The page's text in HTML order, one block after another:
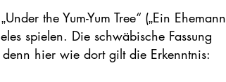
the Yum-Yum Tree“ („Ein Ehemann
spielen. Die schwäbische Fassung
hier wie dort gilt die Erkenntnis: